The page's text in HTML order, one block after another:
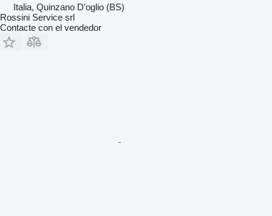
Italia, Quinzano D'oglio (BS)
Rossini Service srl
Contacte con el vendedor